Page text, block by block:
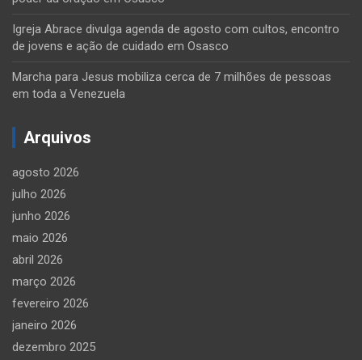
Igreja Abrace divulga agenda de agosto com cultos, encontro
de jovens e ação de cuidado em Osasco
Marcha para Jesus mobiliza cerca de 7 milhões de pessoas
em toda a Venezuela
Arquivos
agosto 2026
julho 2026
junho 2026
maio 2026
abril 2026
março 2026
fevereiro 2026
janeiro 2026
dezembro 2025